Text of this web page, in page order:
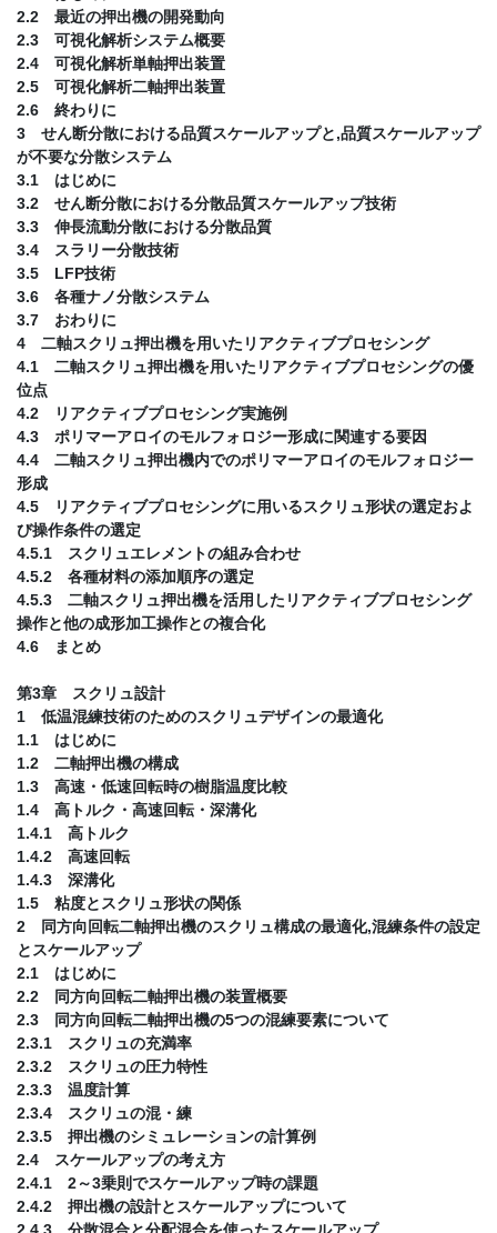
2.2 最近の押出機の開発動向
2.3 可視化解析システム概要
2.4 可視化解析単軸押出装置
2.5 可視化解析二軸押出装置
2.6 終わりに
3 せん断分散における品質スケールアップと,品質スケールアップ
が不要な分散システム
3.1 はじめに
3.2 せん断分散における分散品質スケールアップ技術
3.3 伸長流動分散における分散品質
3.4 スラリー分散技術
3.5 LFP技術
3.6 各種ナノ分散システム
3.7 おわりに
4 二軸スクリュ押出機を用いたリアクティブプロセシング
4.1 二軸スクリュ押出機を用いたリアクティブプロセシングの優
位点
4.2 リアクティブプロセシング実施例
4.3 ポリマーアロイのモルフォロジー形成に関連する要因
4.4 二軸スクリュ押出機内でのポリマーアロイのモルフォロジー
形成
4.5 リアクティブプロセシングに用いるスクリュ形状の選定およ
び操作条件の選定
4.5.1 スクリュエレメントの組み合わせ
4.5.2 各種材料の添加順序の選定
4.5.3 二軸スクリュ押出機を活用したリアクティブプロセシング
操作と他の成形加工操作との複合化
4.6 まとめ
第3章 スクリュ設計
1 低温混練技術のためのスクリュデザインの最適化
1.1 はじめに
1.2 二軸押出機の構成
1.3 高速・低速回転時の樹脂温度比較
1.4 高トルク・高速回転・深溝化
1.4.1 高トルク
1.4.2 高速回転
1.4.3 深溝化
1.5 粘度とスクリュ形状の関係
2 同方向回転二軸押出機のスクリュ構成の最適化,混練条件の設定
とスケールアップ
2.1 はじめに
2.2 同方向回転二軸押出機の装置概要
2.3 同方向回転二軸押出機の5つの混練要素について
2.3.1 スクリュの充満率
2.3.2 スクリュの圧力特性
2.3.3 温度計算
2.3.4 スクリュの混・練
2.3.5 押出機のシミュレーションの計算例
2.4 スケールアップの考え方
2.4.1 2～3乗則でスケールアップ時の課題
2.4.2 押出機の設計とスケールアップについて
2.4.3 分散混合と分配混合を使ったスケールアップ